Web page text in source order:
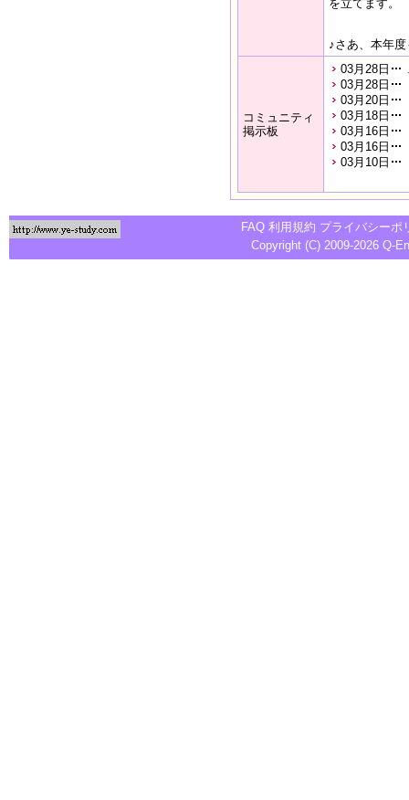
を立てます。
♪さあ、本年
コミュニティ
掲示板
03月28日
03月28日
03月20日
03月18日
03月16日
03月16日
03月10日
FAQ 利用規約 プライバシーポ
Copyright (C) 2009-2026 Q-